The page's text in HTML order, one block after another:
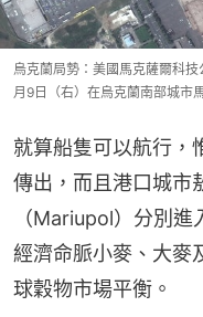
烏克蘭局勢：美國馬克薩爾科
月9日（右）在烏克蘭南部城市
就算船隻可以航行，
傳出，而且港口城市
（Mariupol）分別
經濟命脈小麥、大麥
球穀物市場平衡。